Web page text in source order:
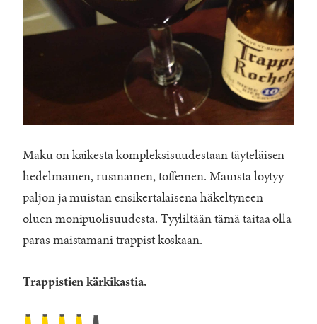
Maku on kaikesta kompleksisuudestaan täyteläisen
hedelmäinen, rusinainen, toffeinen. Mauista löytyy
paljon ja muistan ensikertalaisena häkeltyneen
oluen monipuolisuudesta. Tyyliltään tämä taitaa olla
paras maistamani trappist koskaan.
Trappistien kärkikastia.